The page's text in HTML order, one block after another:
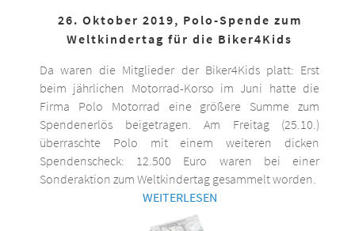
26. Oktober 2019, Polo-Spende zum
Weltkindertag für die Biker4Kids
Da waren die Mitglieder der Biker4Kids platt: Erst
beim jährlichen Motorrad-Korso im Juni hatte die
Firma Polo Motorrad eine größere Summe zum
Spendenerlös beigetragen. Am Freitag (25.10.)
überraschte Polo mit einem weiteren dicken
Spendenscheck: 12.500 Euro waren bei einer
Sonderaktion zum Weltkindertag gesammelt worden.
WEITERLESEN